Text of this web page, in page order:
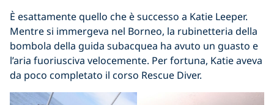
È esattamente quello che è successo a Katie Leeper.
Mentre si immergeva nel Borneo, la rubinetteria della
bombola della guida subacquea ha avuto un guasto e
l’aria fuoriusciva velocemente. Per fortuna, Katie aveva
da poco completato il corso Rescue Diver.